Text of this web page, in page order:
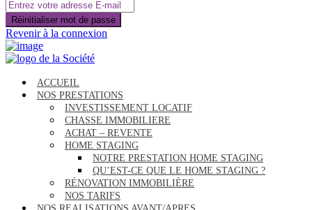
Réinitialiser mot de passe
Revenir à la connexion
ACCUEIL
NOS PRESTATIONS
INVESTISSEMENT LOCATIF
CHASSE IMMOBILIERE
ACHAT – REVENTE
HOME STAGING
NOTRE PRESTATION HOME STAGING
QU’EST-CE QUE LE HOME STAGING ?
RÉNOVATION IMMOBILIÈRE
NOS TARIFS